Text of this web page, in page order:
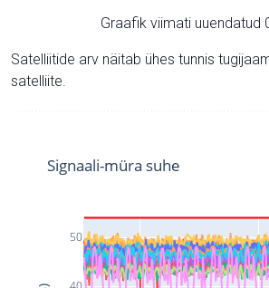
Graafik viimati uuendatud
Satelliitide arv näitab ühes tunnis
satelliite.
50
Signaali-müra suhe